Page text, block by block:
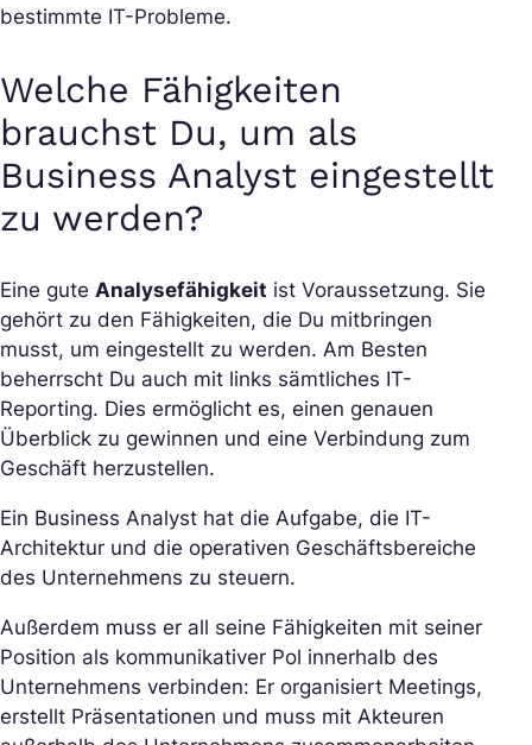
bestimmte IT-Probleme.
Welche Fähigkeiten
brauchst Du, um als
Business Analyst eingestellt
zu werden?
Eine gute Analysefähigkeit ist Voraussetzung. Sie
gehört zu den Fähigkeiten, die Du mitbringen
musst, um eingestellt zu werden. Am Besten
beherrscht Du auch mit links sämtliches IT-
Reporting. Dies ermöglicht es, einen genauen
Überblick zu gewinnen und eine Verbindung zum
Geschäft herzustellen.
Ein Business Analyst hat die Aufgabe, die IT-
Architektur und die operativen Geschäftsbereiche
des Unternehmens zu steuern.
Außerdem muss er all seine Fähigkeiten mit seiner
Position als kommunikativer Pol innerhalb des
Unternehmens verbinden: Er organisiert Meetings,
erstellt Präsentationen und muss mit Akteuren